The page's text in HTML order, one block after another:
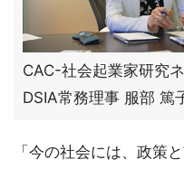
CAC-社会起業家研究
DSIA常務理事 服部 篤
「今の社会には、政策